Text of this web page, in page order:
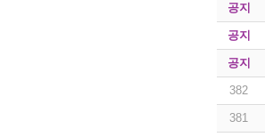
공지
공지
공지
382
381